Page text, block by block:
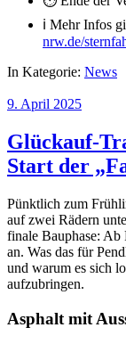
ℹ️ Mehr Infos
nrw.de/
In Kategorie: News
9. April 2025
Glückauf-
Start der
Pünktlich zum
auf zwei Rädern
finale Bauphase: Ab
an. Was das für
und warum es sich
aufzubringen.
Asphalt mit